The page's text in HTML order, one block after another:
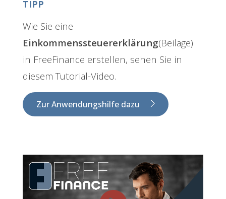
TIPP
Wie Sie eine
Einkommenssteuererklärung(Beilage)
in FreeFinance erstellen, sehen Sie in
diesem Tutorial-Video.
Zur Anwendungshilfe dazu